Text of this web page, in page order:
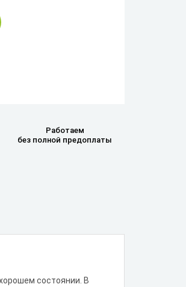
Работаем
без полной предоплаты
состоянии. В